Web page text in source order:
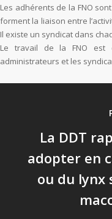
Les adhérents de la FNO
forment la liaison entre
Il existe un syndicat dans
Le travail de la FNO est
administrateurs et les
La DDT
adopter en
ou du lynx